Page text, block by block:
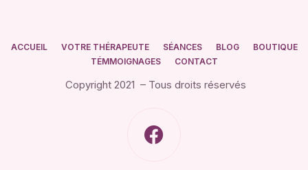
ACCUEIL VOTRE THÉRAPEUTE SÉANCES BLOG
BOUTIQUE
TÉMMOIGNAGES
CONTACT
Copyright 2021 – Tous droits réservés